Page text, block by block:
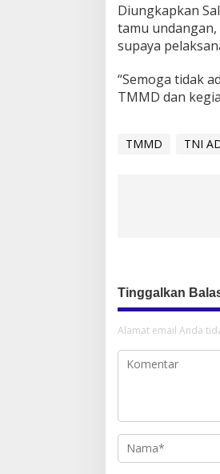
Diungkapkan
tamu
supaya
“Semoga tidak
TMMD dan
TMMD TNI
Tinggalkan
Alamat email Anda